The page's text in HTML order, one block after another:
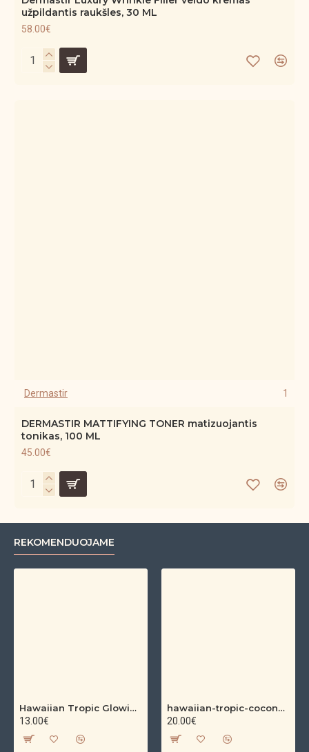
užpildantis raukšles, 30 ML
58.00€
Dermastir 1
DERMASTIR MATTIFYING TONER matizuojantis
tonikas, 100 ML
45.00€
REKOMENDUOJAME
Hawaiian Tropic Glowing Oil – bronzinantis kūno aliejus su spindesiu (200 ml)
13.00€
hawaiian-tropic-coconut-argan-dry-oil-spf-30-spray-200ml
20.00€